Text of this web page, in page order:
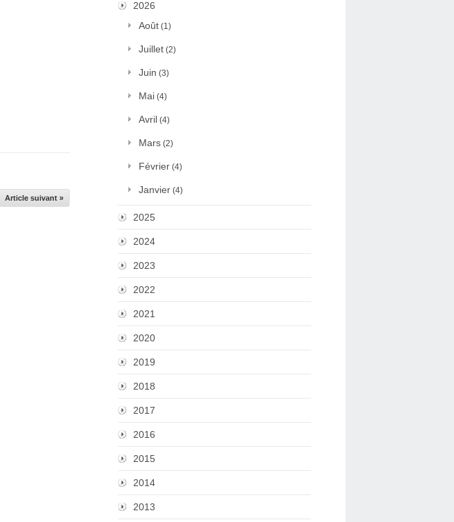
Article suivant »
2026
Août (1)
Juillet (2)
Juin (3)
Mai (4)
Avril (4)
Mars (2)
Février (4)
Janvier (4)
2025
2024
2023
2022
2021
2020
2019
2018
2017
2016
2015
2014
2013